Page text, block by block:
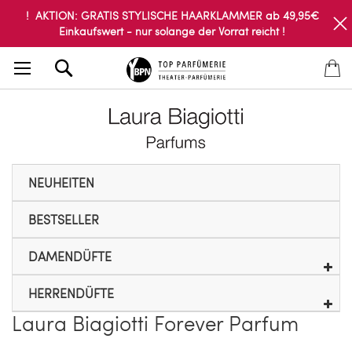
! AKTION: GRATIS STYLISCHE HAARKLAMMER ab 49,95€
Einkaufswert - nur solange der Vorrat reicht !
NEUHEITEN
BESTSELLER
DAMENDÜFTE
HERRENDÜFTE
Laura Biagiotti Forever Parfum